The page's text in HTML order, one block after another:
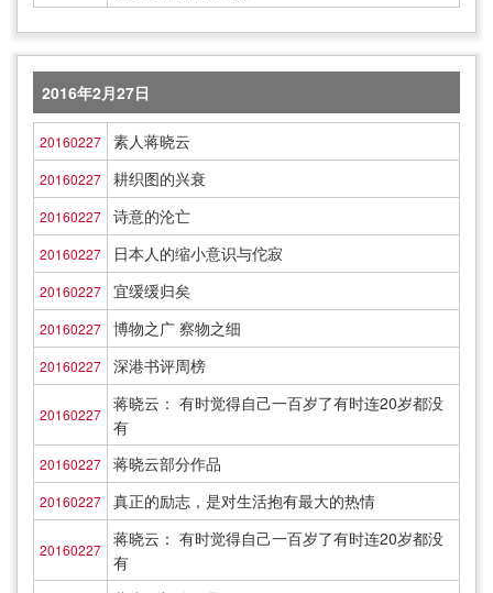
2016年2月27日
20160227 素人蒋晓云
20160227 耕织图的兴衰
20160227 诗意的沦亡
20160227 日本人的缩小意识与佗寂
20160227 宜缓缓归矣
20160227 博物之广 察物之细
20160227 深港书评周榜
20160227
蒋晓云： 有时觉得自己一百岁了有时连20岁都没
有
20160227 蒋晓云部分作品
20160227 真正的励志，是对生活抱有最大的热情
20160227
蒋晓云： 有时觉得自己一百岁了有时连20岁都没
有